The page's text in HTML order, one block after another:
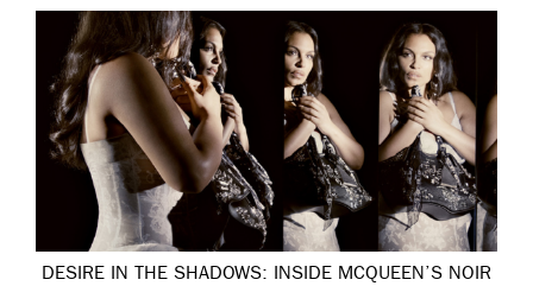
DESIRE IN THE SHADOWS: INSIDE MCQUEEN’S NOIR